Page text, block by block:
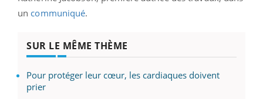
un communiqué.
SUR LE MÊME THÈME
Pour protéger leur cœur, les cardiaques doivent
prier